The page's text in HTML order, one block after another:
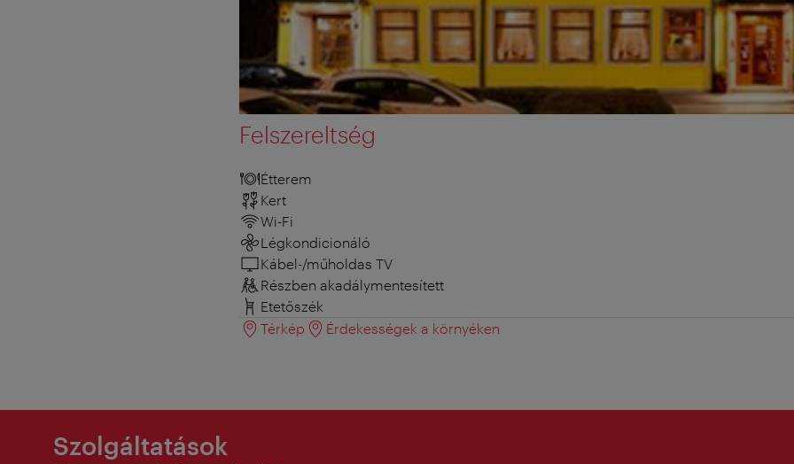
Felszereltség
Étterem
Kert
Wi-Fi
Légkondicionáló
Kábel-/műholdas TV
Részben akadálymentesített
Etetőszék
Térkép
Érdekességek a környéken
Szolgáltatások